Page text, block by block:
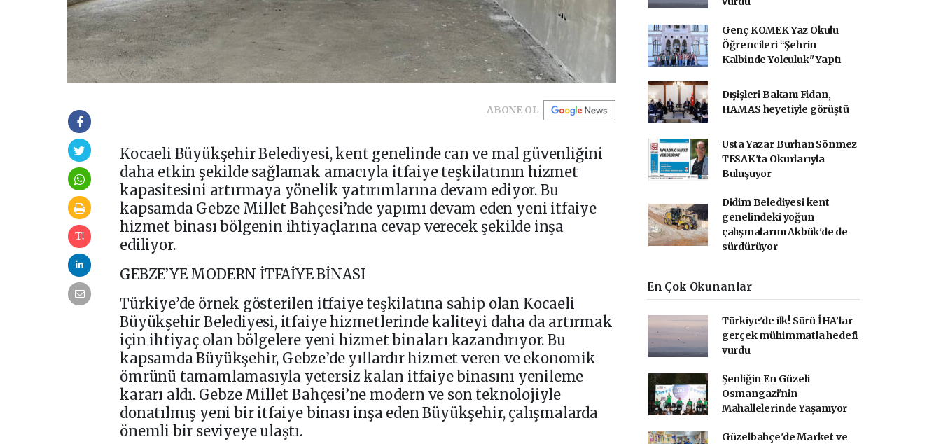
ABONE OL
Kocaeli Büyükşehir Belediyesi, kent genelinde can ve mal güvenliğini
daha etkin şekilde sağlamak amacıyla itfaiye teşkilatının hizmet
kapasitesini artırmaya yönelik yatırımlarına devam ediyor. Bu
kapsamda Gebze Millet Bahçesi’nde yapımı devam eden yeni itfaiye
hizmet binası bölgenin ihtiyaçlarına cevap verecek şekilde inşa
ediliyor.
GEBZE’YE MODERN İTFAİYE BİNASI
Türkiye’de örnek gösterilen itfaiye teşkilatına sahip olan Kocaeli
Büyükşehir Belediyesi, itfaiye hizmetlerinde kaliteyi daha da artırmak
için ihtiyaç olan bölgelere yeni hizmet binaları kazandırıyor. Bu
kapsamda Büyükşehir, Gebze’de yıllardır hizmet veren ve ekonomik
ömrünü tamamlamasıyla yetersiz kalan itfaiye binasını yenileme
kararı aldı. Gebze Millet Bahçesi’ne modern ve son teknolojiyle
donatılmış yeni bir itfaiye binası inşa eden Büyükşehir, çalışmalarda
önemli bir seviyeye ulaştı.
Genç KOMEK Yaz Okulu
Öğrencileri “Şehrin
Kalbinde Yolculuk" Yaptı
Dışişleri Bakanı Fidan,
HAMAS heyetiyle görüştü
Usta Yazar Burhan Sönmez
TESAK'ta Okurlarıyla
Buluşuyor
Didim Belediyesi kent
genelindeki yoğun
çalışmalarını Akbük'de de
sürdürüyor
En Çok Okunanlar
Türkiye'de ilk! Sürü İHA’lar
gerçek mühimmatla hedefi
vurdu
Şenliğin En Güzeli
Osmangazi'nin
Mahallelerinde Yaşanıyor
Güzelbahçe'de Market ve